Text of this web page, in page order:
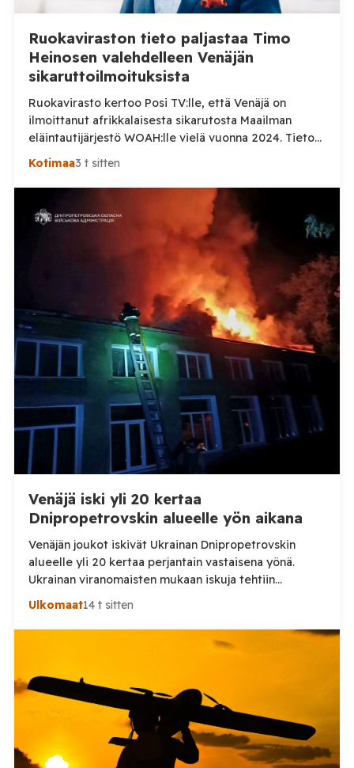
Ruokaviraston tieto paljastaa Timo
Heinosen valehdelleen Venäjän
sikaruttoilmoituksista
Ruokavirasto kertoo Posi TV:lle, että Venäjä on
ilmoittanut afrikkalaisesta sikarutosta Maailman
eläintautijärjestö WOAH:lle vielä vuonna 2024. Tieto
haastaa kokoomuksen kansanedustaja Timo Heinosen
sikaruttoilmoituksista. Suomi on puolestaan
ilmoittanut tuoreesta Virolahden tapauksesta sekä
WOAH:n kautta että suoraan Venäjän
eläinlääkintäviranomaisille. Ruokavirasto kertoi Posi
TV:lle tarkempia tietoja Suomen ensimmäisestä
afrikkalaisen sikaruton tapauksesta sekä
eläintautitietojen vaihdosta […]
Kotimaa3 t sitten
Venäjä iski yli 20 kertaa
Dnipropetrovskin alueelle yön aikana
Venäjän joukot iskivät Ukrainan Dnipropetrovskin
alueelle yli 20 kertaa perjantain vastaisena yönä.
Ukrainan viranomaisten mukaan iskuja tehtiin
drooneilla ja tykistöllä viidelle eri alueelle.
alueellisen sotilashallinnon johtaja Oleksandr Hanzha
kertoi perjantaiaamuna 7. elokuuta julkaisemassaan
hyökkäsivät yön aikana yli 20 kertaa viidelle alueelle.
Nikopolin alueella iskuja kohdistui Nikopolin
kaupunkiin sekä […]
Ulkomaat14 t sitten